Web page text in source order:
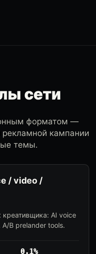
сети
форматом —
кампании
темы.
/ video /
креативщика: AI voice
A/B prelander tools.
0.1%